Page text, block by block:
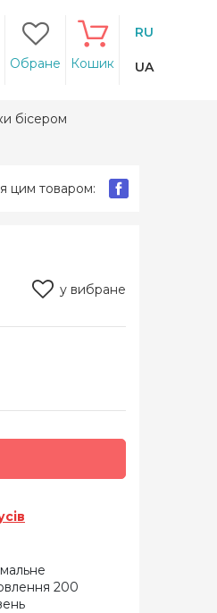
Обране Кошик
RU
UA
бісером
цим товаром:
у вибране
200